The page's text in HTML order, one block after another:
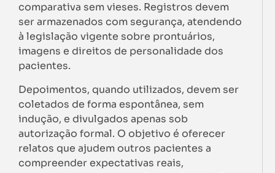
comparativa sem vieses. Registros devem
ser armazenados com segurança, atendendo
à legislação vigente sobre prontuários,
imagens e direitos de personalidade dos
pacientes.
Depoimentos, quando utilizados, devem ser
coletados de forma espontânea, sem
indução, e divulgados apenas sob
autorização formal. O objetivo é oferecer
relatos que ajudem outros pacientes a
compreender expectativas reais,